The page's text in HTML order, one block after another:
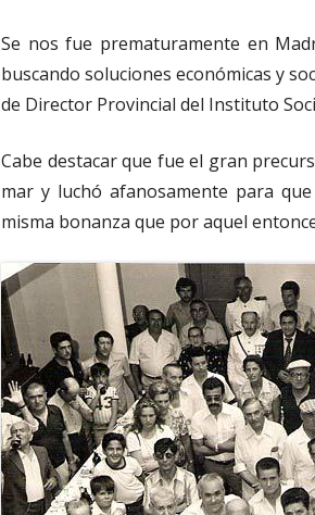
Se nos fue prematuramente en
buscando soluciones económicas y
de Director Provincial del Instituto
Cabe destacar que fue el gran
mar y luchó afanosamente para
misma bonanza que por aquel